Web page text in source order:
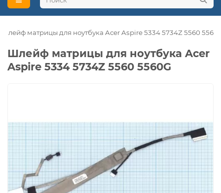
Шлейф матрицы для ноутбука Acer Aspire 5334 5734Z 5560
Шлейф матрицы для ноутбука Acer
Aspire 5334 5734Z 5560 5560G